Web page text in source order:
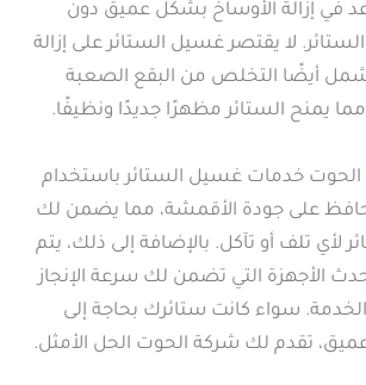
في إزالة الأوساخ بشكل عميق دون
لا يقتصر غسيل الستائر على إزالة
أيضًا التخلص من البقع الصعبة
مما يمنح الستائر مظهرًا جديدًا ونظيفًا.
الحوت خدمات غسيل الستائر باستخدام
على جودة الأقمشة، مما يضمن لك
لأي تلف أو تآكل. بالإضافة إلى ذلك، يتم
الأجهزة التي تضمن لك سرعة الإنجاز
سواء كانت ستائرك بحاجة إلى
تقدم لك شركة الحوت الحل الأمثل.